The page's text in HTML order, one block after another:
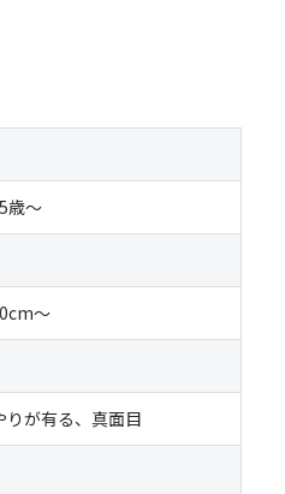
歳～
～
りが有る、真面目